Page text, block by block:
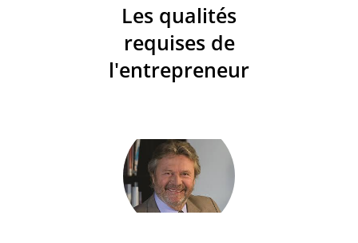
Les qualités
requises de
l'entrepreneur